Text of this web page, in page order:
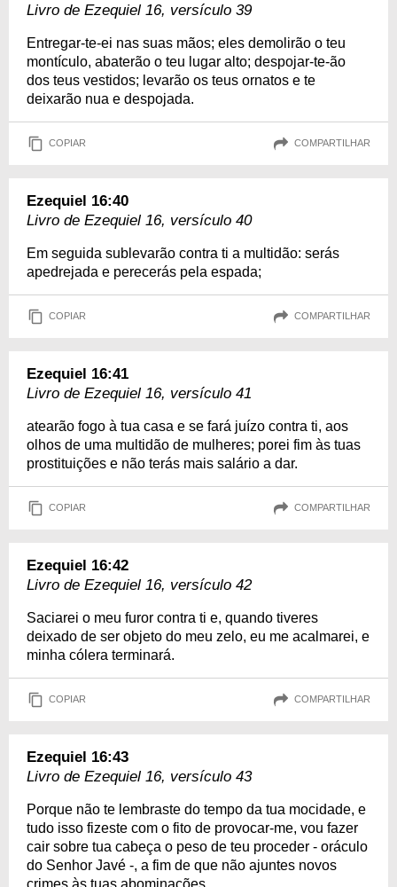
Livro de Ezequiel 16, versículo 39
Entregar-te-ei nas suas mãos; eles demolirão o teu
montículo, abaterão o teu lugar alto; despojar-te-ão
dos teus vestidos; levarão os teus ornatos e te
deixarão nua e despojada.
COPIAR COMPARTILHAR
Ezequiel 16:40
Livro de Ezequiel 16, versículo 40
Em seguida sublevarão contra ti a multidão: serás
apedrejada e perecerás pela espada;
COPIAR COMPARTILHAR
Ezequiel 16:41
Livro de Ezequiel 16, versículo 41
atearão fogo à tua casa e se fará juízo contra ti, aos
olhos de uma multidão de mulheres; porei fim às tuas
prostituições e não terás mais salário a dar.
COPIAR COMPARTILHAR
Ezequiel 16:42
Livro de Ezequiel 16, versículo 42
Saciarei o meu furor contra ti e, quando tiveres
deixado de ser objeto do meu zelo, eu me acalmarei, e
minha cólera terminará.
COPIAR COMPARTILHAR
Ezequiel 16:43
Livro de Ezequiel 16, versículo 43
Porque não te lembraste do tempo da tua mocidade, e
tudo isso fizeste com o fito de provocar-me, vou fazer
cair sobre tua cabeça o peso de teu proceder - oráculo
do Senhor Javé -, a fim de que não ajuntes novos
crimes às tuas abominações.